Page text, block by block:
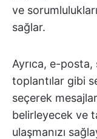
ve
sağlar.
Ayrıca, e-
toplantılar gibi
seçerek
belirleyecek ve
ulaşmanızı